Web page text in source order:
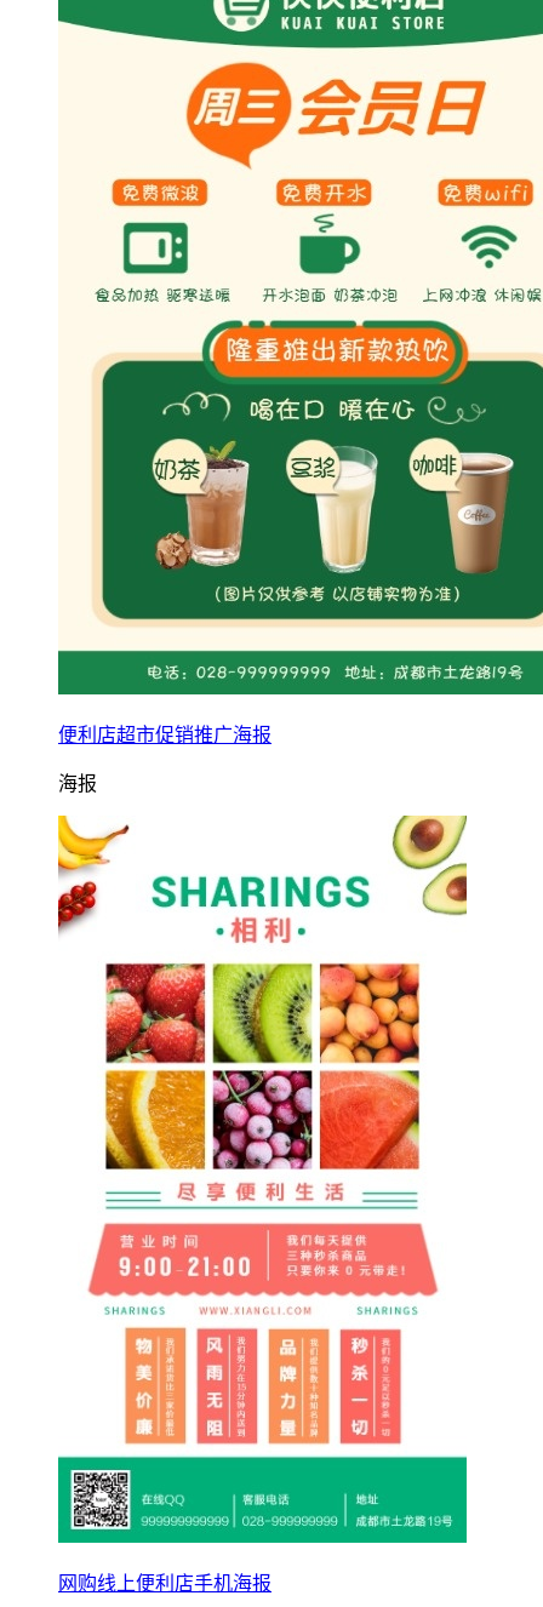
便利店超市促销推广海报
海报
网购线上便利店手机海报